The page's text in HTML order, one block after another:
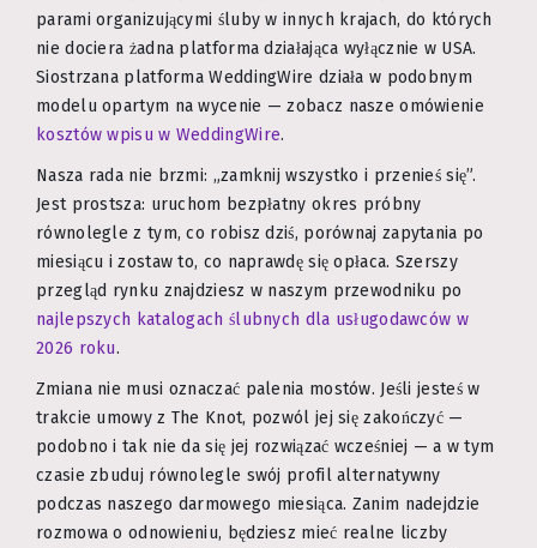
parami organizującymi śluby w innych krajach, do których
nie dociera żadna platforma działająca wyłącznie w USA.
Siostrzana platforma WeddingWire działa w podobnym
modelu opartym na wycenie — zobacz nasze omówienie
kosztów wpisu w WeddingWire.
Nasza rada nie brzmi: „zamknij wszystko i przenieś się”.
Jest prostsza: uruchom bezpłatny okres próbny
równolegle z tym, co robisz dziś, porównaj zapytania po
miesiącu i zostaw to, co naprawdę się opłaca. Szerszy
przegląd rynku znajdziesz w naszym przewodniku po
najlepszych katalogach ślubnych dla usługodawców w
2026 roku.
Zmiana nie musi oznaczać palenia mostów. Jeśli jesteś w
trakcie umowy z The Knot, pozwól jej się zakończyć —
podobno i tak nie da się jej rozwiązać wcześniej — a w tym
czasie zbuduj równolegle swój profil alternatywny
podczas naszego darmowego miesiąca. Zanim nadejdzie
rozmowa o odnowieniu, będziesz mieć realne liczby